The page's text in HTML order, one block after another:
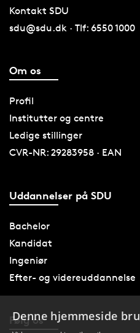
Kontakt SDU
sdu@sdu.dk · Tlf: 6550 1000
Om os
Profil
Institutter og centre
Ledige stillinger
CVR-NR: 29283958 · EAN
Uddannelser på SDU
Bachelor
Kandidat
Ingeniør
Efter- og videreuddannelse
Følg os
Denne hjemmeside